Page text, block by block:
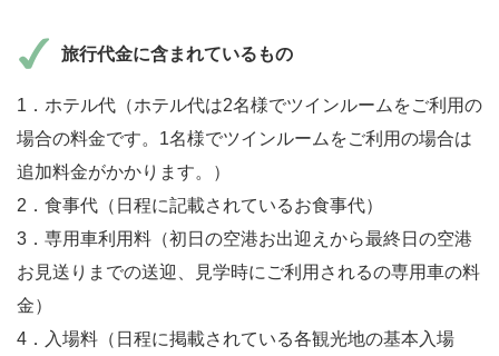
旅行代金に含まれているもの
1．ホテル代（ホテル代は2名様でツインルームをご利用の
場合の料金です。1名様でツインルームをご利用の場合は
追加料金がかかります。）
2．食事代（日程に記載されているお食事代）
3．専用車利用料（初日の空港お出迎えから最終日の空港
お見送りまでの送迎、見学時にご利用されるの専用車の料
金）
4．入場料（日程に掲載されている各観光地の基本入場